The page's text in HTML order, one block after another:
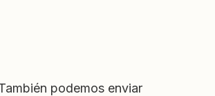
podemos enviar